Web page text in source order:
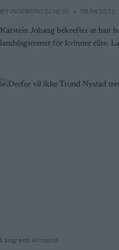
BY INGEBORG SCHEVE 08.04.2022
Karstein Johaug bekrefter at han
landslagstrener for kvinner elite.
Langrenn Allround